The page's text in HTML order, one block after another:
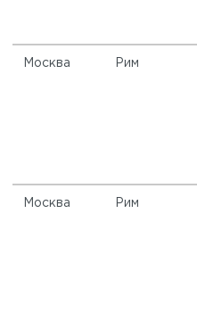
Москва Рим
Москва Рим